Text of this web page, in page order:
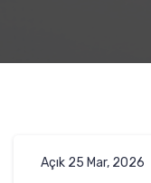
Açık 25 Mar, 2026